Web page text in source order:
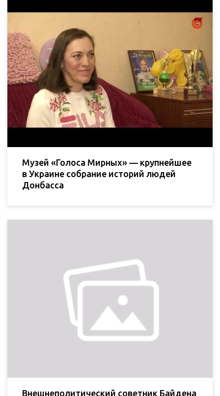
Музей «Голоса Мирных» — крупнейшее
в Украине собрание историй людей
Донбасса
Внешнеполитический советник Байдена